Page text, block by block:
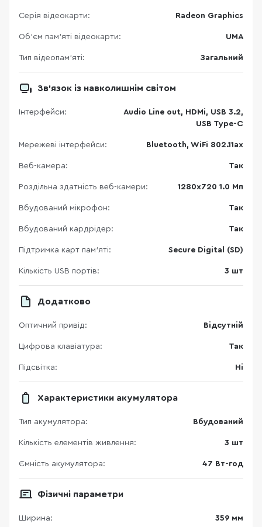
Серія відеокарти: Radeon Graphics
Об’єм пам’яті відеокарти: UMA
Тип відеопам’яті: Загальний
Зв’язок із навколишнім світом
Інтерфейси:
Audio Line out, HDMi, USB 3.2,
USB Type-C
Мережеві інтерфейси: Bluetooth, WiFi 802.11ax
Веб-камера: Так
Роздільна здатність веб-камери: 1280х720 1.0 Мп
Вбудований мікрофон: Так
Вбудований кардрідер: Так
Підтримка карт пам’яті: Secure Digital (SD)
Кількість USB портів: 3 шт
Додатково
Оптичний привід: Відсутній
Цифрова клавіатура: Так
Підсвітка: Ні
Характеристики акумулятора
Тип акумулятора: Вбудований
Кількість елементів живлення: 3 шт
Ємність акумулятора: 47 Вт-год
Фізичні параметри
Ширина: 359 мм